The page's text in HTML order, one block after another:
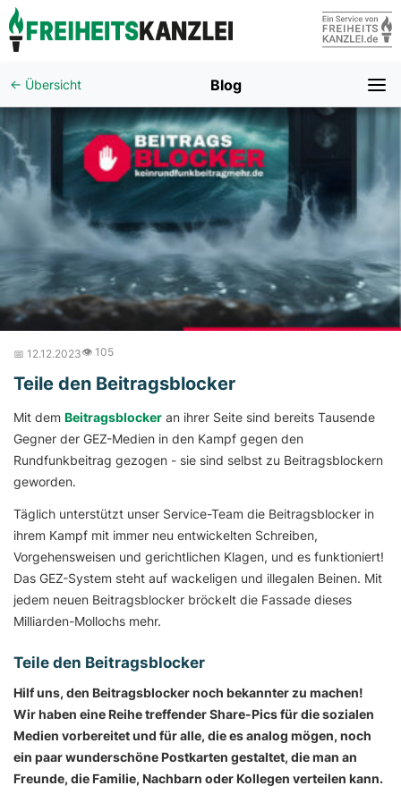
← Übersicht Blog
📅 12.12.2023👁️ 105
Teile den Beitragsblocker
Mit dem Beitragsblocker an ihrer Seite sind bereits Tausende
Gegner der GEZ-Medien in den Kampf gegen den
Rundfunkbeitrag gezogen - sie sind selbst zu Beitragsblockern
geworden.
Täglich unterstützt unser Service-Team die Beitragsblocker in
ihrem Kampf mit immer neu entwickelten Schreiben,
Vorgehensweisen und gerichtlichen Klagen, und es funktioniert!
Das GEZ-System steht auf wackeligen und illegalen Beinen. Mit
jedem neuen Beitragsblocker bröckelt die Fassade dieses
Milliarden-Mollochs mehr.
Teile den Beitragsblocker
Hilf uns, den Beitragsblocker noch bekannter zu machen!
Wir haben eine Reihe treffender Share-Pics für die sozialen
Medien vorbereitet und für alle, die es analog mögen, noch
ein paar wunderschöne Postkarten gestaltet, die man an
Freunde, die Familie, Nachbarn oder Kollegen verteilen kann.